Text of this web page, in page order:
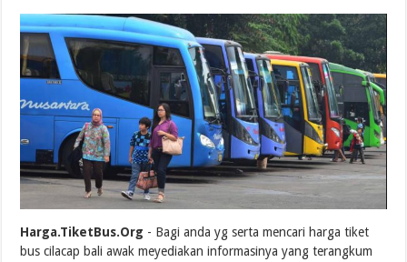
Harga.TiketBus.Org - Bagi anda yg serta mencari harga tiket
bus cilacap bali awak meyediakan informasinya yang terangkum